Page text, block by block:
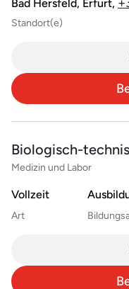
Bad Hersfeld, Erfurt,
Standort(e)
Biologisch-
Medizin und Labor
Vollzeit
Art